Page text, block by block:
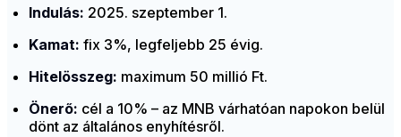
Indulás: 2025. szeptember 1.
Kamat: fix 3%, legfeljebb 25 évig.
Hitelösszeg: maximum 50 millió Ft.
Önerő: cél a 10% – az MNB várhatóan napokon belül
dönt az általános enyhítésről.